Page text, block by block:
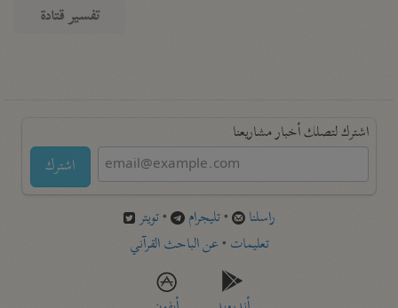
تفسير قتادة
اشترك لتصلك أخبار مشاريعنا
اشترك
راسلنا •تليجرام •تويتر
تعليمات •عن الباحث القرآني